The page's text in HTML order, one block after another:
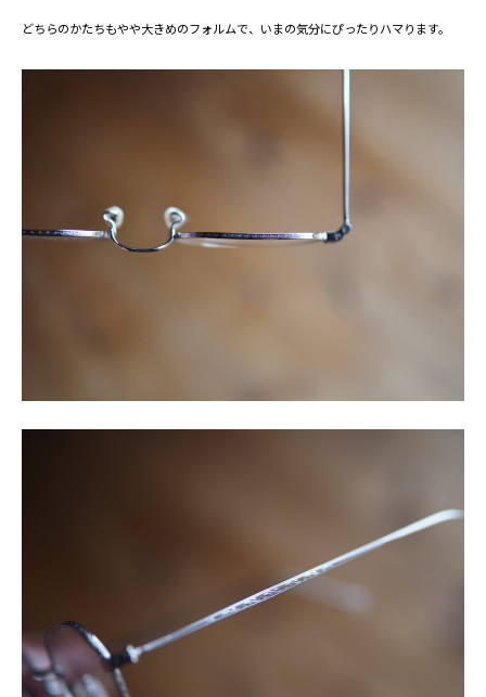
どちらのかたちもやや大きめのフォルムで、いまの気分にぴったりハマります。